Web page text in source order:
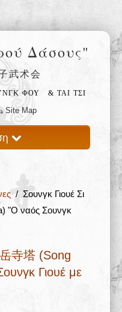
Δάσους"
武术会
ΦΟΥ & ΤΑΙ ΤΣΙ
Site Map
/ Σουνγκ Γιουέ Σι
"Ο ναός Σουνγκ
寺塔 (Song
Γιουέ με